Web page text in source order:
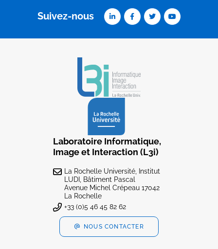
Suivez-nous
Laboratoire Informatique,
Image et Interaction (L3i)
La Rochelle Université, Institut
LUDI, Bâtiment Pascal
Avenue Michel Crépeau 17042
La Rochelle
+33 (0)5 46 45 82 62
NOUS CONTACTER